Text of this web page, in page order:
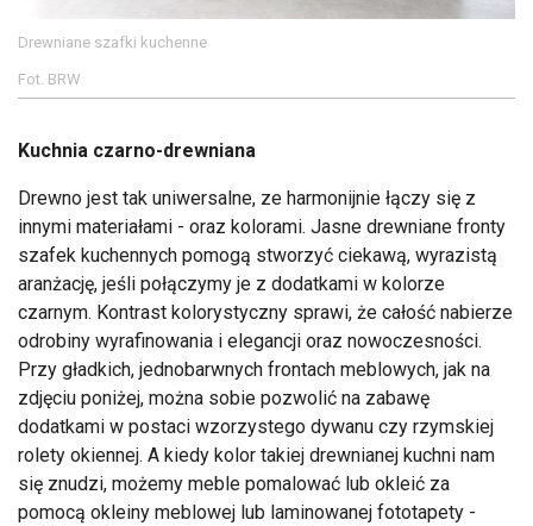
Drewniane szafki kuchenne
Fot. BRW
Kuchnia czarno-drewniana
Drewno jest tak uniwersalne, ze harmonijnie łączy się z
innymi materiałami - oraz kolorami. Jasne drewniane fronty
szafek kuchennych pomogą stworzyć ciekawą, wyrazistą
aranżację, jeśli połączymy je z dodatkami w kolorze
czarnym. Kontrast kolorystyczny sprawi, że całość nabierze
odrobiny wyrafinowania i elegancji oraz nowoczesności.
Przy gładkich, jednobarwnych frontach meblowych, jak na
zdjęciu poniżej, można sobie pozwolić na zabawę
dodatkami w postaci wzorzystego dywanu czy rzymskiej
rolety okiennej. A kiedy kolor takiej drewnianej kuchni nam
się znudzi, możemy meble pomalować lub okleić za
pomocą okleiny meblowej lub laminowanej fototapety -